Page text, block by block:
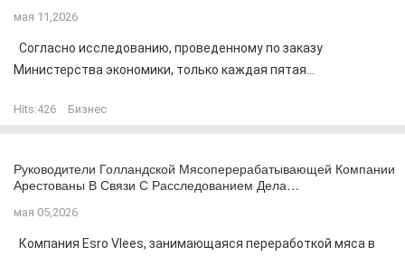
мая 11,2026
Согласно исследованию, проведенному по заказу
Министерства экономики, только каждая пятая...
Hits:426 Бизнес
Руководители Голландской Мясоперерабатывающей Компании
Арестованы В Связи С Расследованием Дела…
мая 05,2026
Компания Esro Vlees, занимающаяся переработкой мяса в